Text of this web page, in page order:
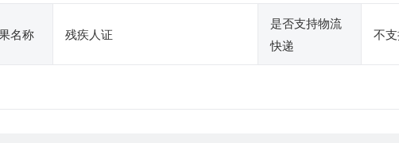
名称 残疾人证
是否支持物流
快递
不